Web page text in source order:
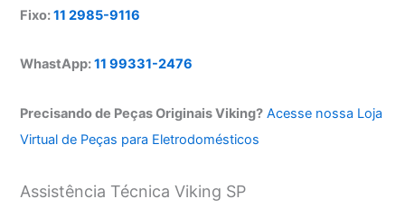
Fixo:11 2985-9116
WhastApp:11 99331-2476
Precisando de Peças Originais Viking? Acesse nossa Loja
Virtual de Peças para Eletrodomésticos
Assistência Técnica Viking SP